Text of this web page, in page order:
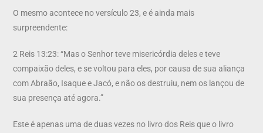
O mesmo acontece no versículo 23, e é ainda mais
surpreendente:
2 Reis 13:23: “Mas o Senhor teve misericórdia deles e teve
compaixão deles, e se voltou para eles, por causa de sua aliança
com Abraão, Isaque e Jacó, e não os destruiu, nem os lançou de
sua presença até agora.”
Este é apenas uma de duas vezes no livro dos Reis que o livro